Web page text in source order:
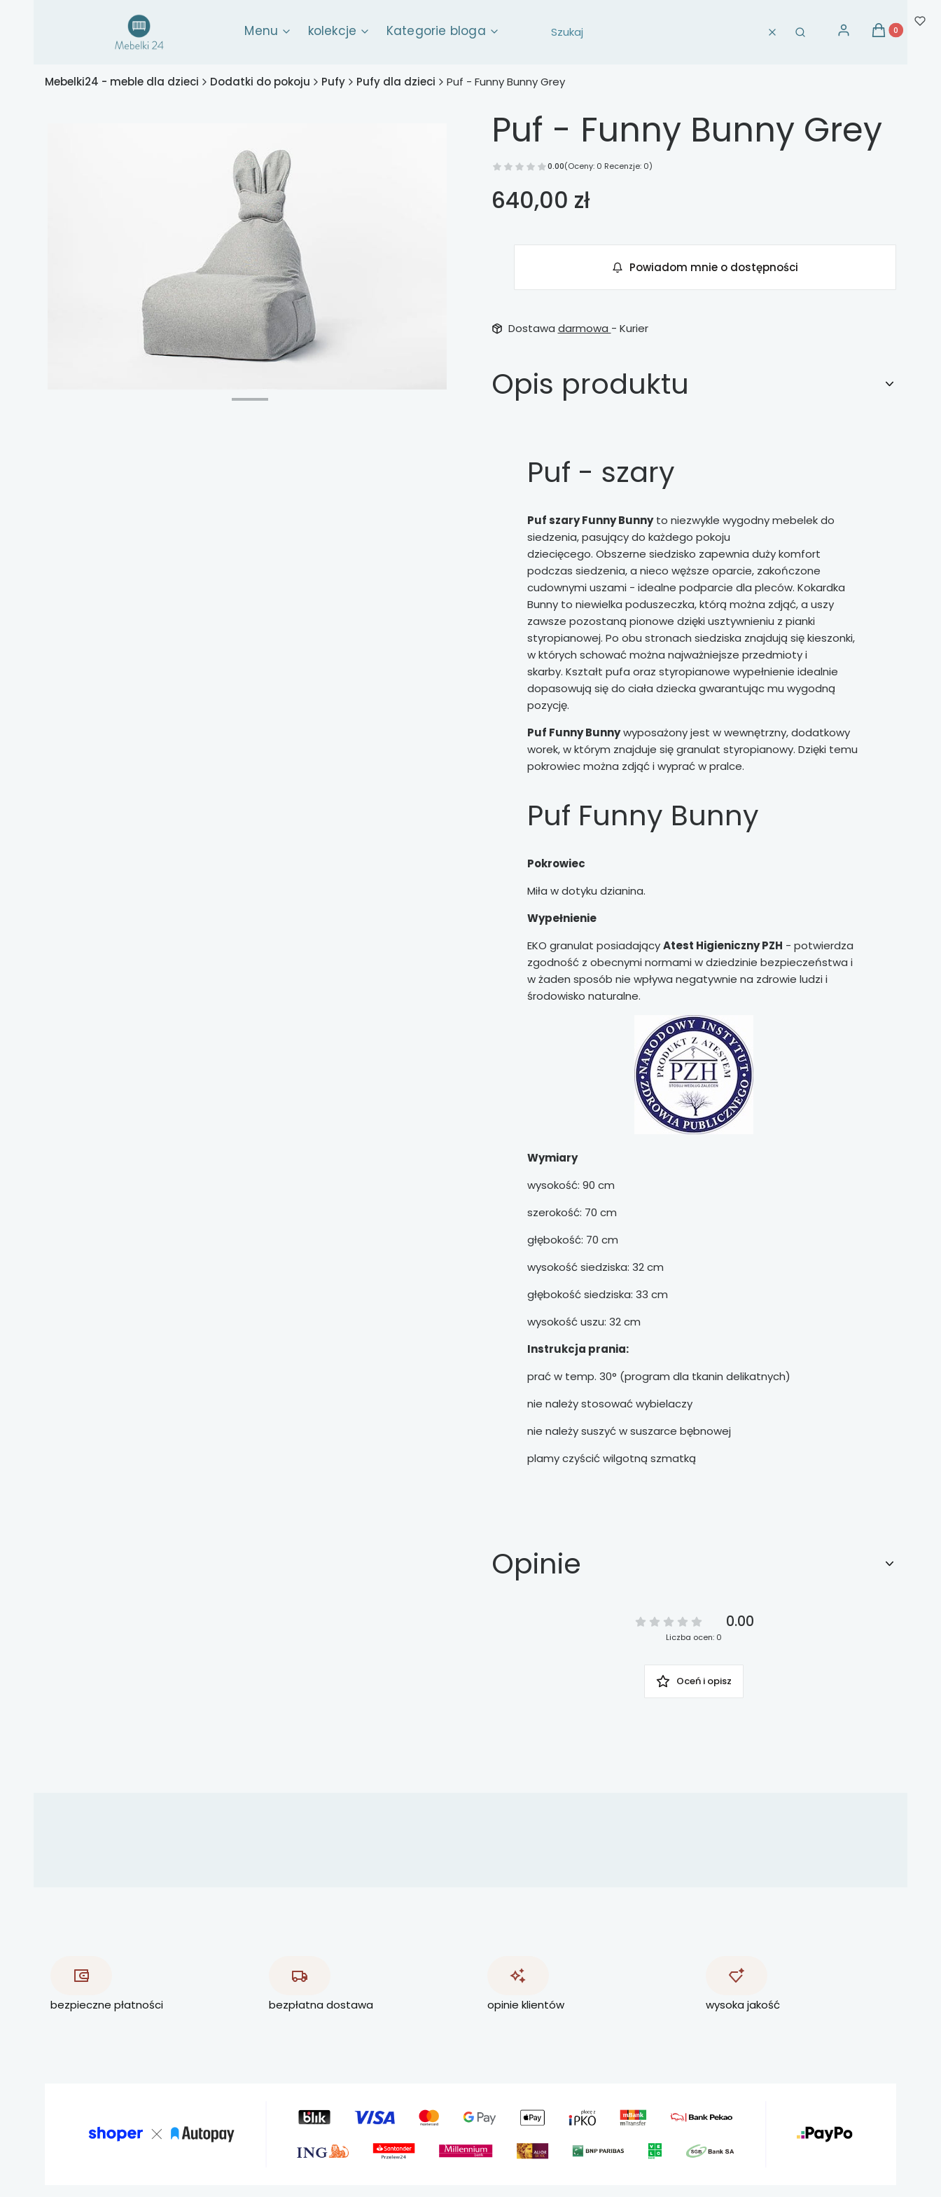
Menu kolekcje Kategorie bloga WyczyśćSzukaj
Zaloguj sięProdukty w
Koszyk
Mebelki24 - meble dla dzieci Dodatki do pokoju Pufy Pufy dla dzieci Puf - Funny Bunny Grey
Puf - Funny Bunny Grey
0.00(Oceny: 0 Recenzje: 0)
Cena
640,00 zł
Powiadom mnie o dostępności
Dostawa darmowa - Kurier
Opis produktu
Puf - szary
Puf szary Funny Bunnyto niezwykle wygodny mebelek do
siedzenia, pasujący do każdego pokoju
dziecięcego. Obszerne siedzisko zapewnia duży komfort
podczas siedzenia, a nieco węższe oparcie, zakończone
cudownymi uszami - idealne podparcie dla pleców. Kokardka
Bunny to niewielka poduszeczka, którą można zdjąć, a uszy
zawsze pozostaną pionowe dzięki usztywnieniu z pianki
styropianowej. Po obu stronach siedziska znajdują się kieszonki,
w których schować można najważniejsze przedmioty i
skarby. Kształt pufa oraz styropianowe wypełnienie idealnie
dopasowują się do ciała dziecka gwarantując mu wygodną
pozycję.
Puf Funny Bunnywyposażony jest w wewnętrzny, dodatkowy
worek, w którym znajduje się granulat styropianowy. Dzięki temu
pokrowiec można zdjąć i wyprać w pralce.
Puf Funny Bunny
Pokrowiec
Miła w dotyku dzianina.
Wypełnienie
EKO granulat posiadającyAtest Higieniczny PZH - potwierdza
zgodność z obecnymi normami w dziedzinie bezpieczeństwa i
w żaden sposób nie wpływa negatywnie na zdrowie ludzi i
środowisko naturalne.
Wymiary
wysokość: 90 cm
szerokość: 70 cm
głębokość: 70 cm
wysokość siedziska: 32 cm
głębokość siedziska: 33 cm
wysokość uszu: 32 cm
Instrukcja prania:
prać w temp. 30° (program dla tkanin delikatnych)
nie należy stosować wybielaczy
nie należy suszyć w suszarce bębnowej
plamy czyścić wilgotną szmatką
Opinie
0.00
Liczba ocen: 0
Oceń i opisz
bezpieczne płatności bezpłatna dostawa opinie klientów wysoka jakość